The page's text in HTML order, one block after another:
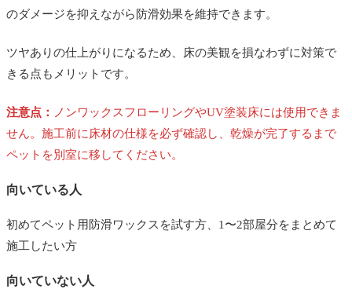
のダメージを抑えながら防滑効果を維持できます。
ツヤありの仕上がりになるため、床の美観を損なわずに対策で
きる点もメリットです。
注意点：
ノンワックスフローリングやUV塗装床には使用できま
せん。施工前に床材の仕様を必ず確認し、乾燥が完了するまで
ペットを別室に移してください。
向いている人
初めてペット用防滑ワックスを試す方、1〜2部屋分をまとめて
施工したい方
向いていない人